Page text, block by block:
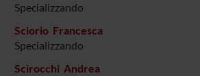
Specializzando
Sciorio Francesca
Specializzando
Scirocchi Andrea